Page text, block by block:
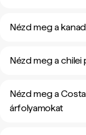
Nézd meg a
Nézd meg a
Nézd meg a
árfolyamokat